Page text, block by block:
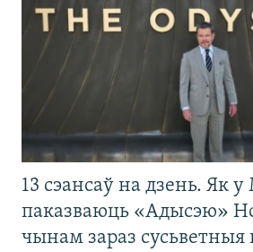
13 сэансаў на дзень. Як
паказваюць «Адысэю»
чынам зараз сусьветныя